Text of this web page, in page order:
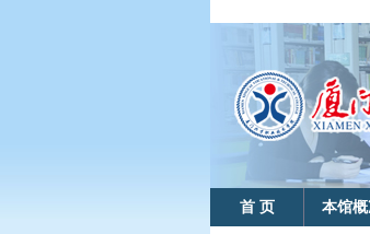
首 页 本馆